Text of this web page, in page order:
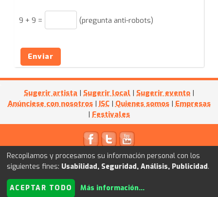
9 + 9 = (pregunta anti-robots)
Enviar
Sugerir artista | Sugerir local | Sugerir evento |
Anúnciese con nosotros | ISC | Quienes somos | Empresas
| Festivales
© 2011Kultube.net- Powered byI+D WEB
Recopilamos y procesamos su información personal con los
siguientes fines: Usabilidad, Seguridad, Análisis, Publicidad.
ACEPTAR TODO Más información...